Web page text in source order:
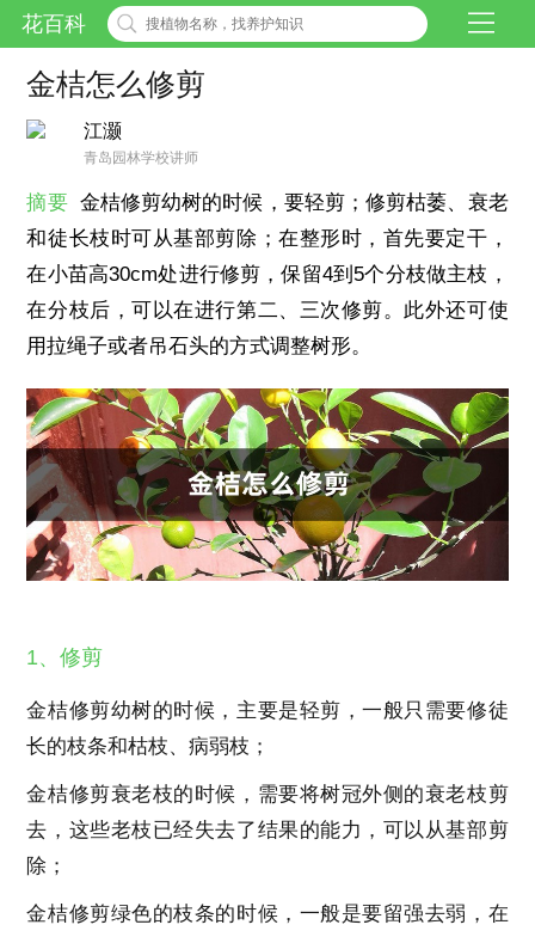
花百科
金桔怎么修剪
江灏
青岛园林学校讲师
摘要 金桔修剪幼树的时候，要轻剪；修剪枯萎、衰老
和徒长枝时可从基部剪除；在整形时，首先要定干，
在小苗高30cm处进行修剪，保留4到5个分枝做主枝，
在分枝后，可以在进行第二、三次修剪。此外还可使
用拉绳子或者吊石头的方式调整树形。
1、修剪
金桔修剪幼树的时候，主要是轻剪，一般只需要修徒
长的枝条和枯枝、病弱枝；
金桔修剪衰老枝的时候，需要将树冠外侧的衰老枝剪
去，这些老枝已经失去了结果的能力，可以从基部剪
除；
金桔修剪绿色的枝条的时候，一般是要留强去弱，在